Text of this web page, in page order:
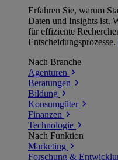
Erfahren Sie, warum
Daten und Insights ist.
für effiziente
Entscheidungsprozesse.
Nach Branche
Agenturen
Beratungen
Bildung
Konsumgüter
Finanzen
Technologie
Nach Funktion
Marketing
Forschung &